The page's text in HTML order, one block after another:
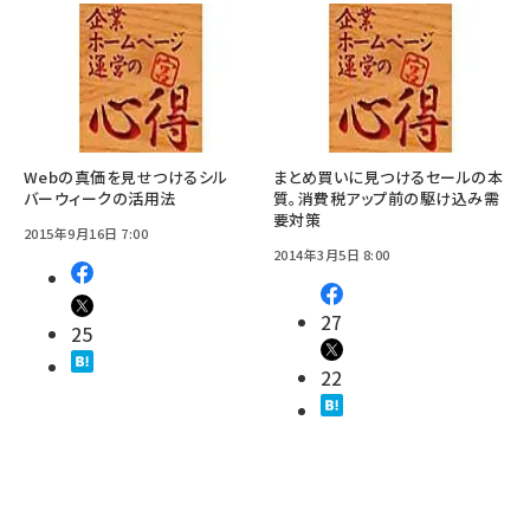
Webの真価を見せつけるシル
バーウィークの活用法
2015年9月16日 7:00
25
まとめ買いに見つけるセールの本
質。消費税アップ前の駆け込み需
要対策
2014年3月5日 8:00
27
22